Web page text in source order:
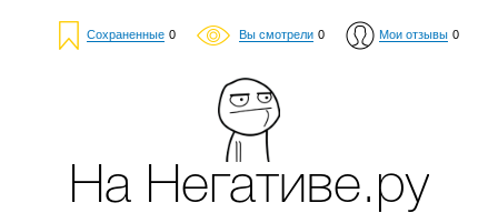
Сохраненные 0 Вы смотрели 0 Мои отзывы 0
На Негативе.ру